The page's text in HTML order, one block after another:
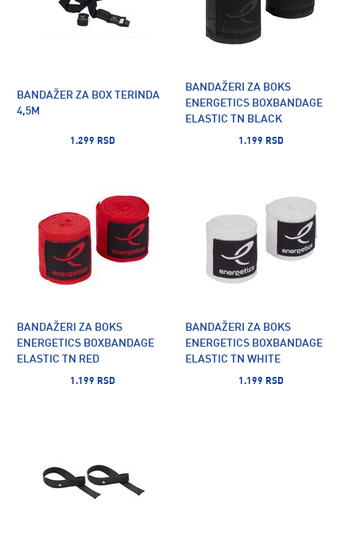
BANDAŽER ZA BOX TERINDA
4,5M
1.299 RSD
BANDAŽERI ZA BOKS
ENERGETICS BOXBANDAGE
ELASTIC TN BLACK
1.199 RSD
BANDAŽERI ZA BOKS
ENERGETICS BOXBANDAGE
ELASTIC TN RED
1.199 RSD
BANDAŽERI ZA BOKS
ENERGETICS BOXBANDAGE
ELASTIC TN WHITE
1.199 RSD